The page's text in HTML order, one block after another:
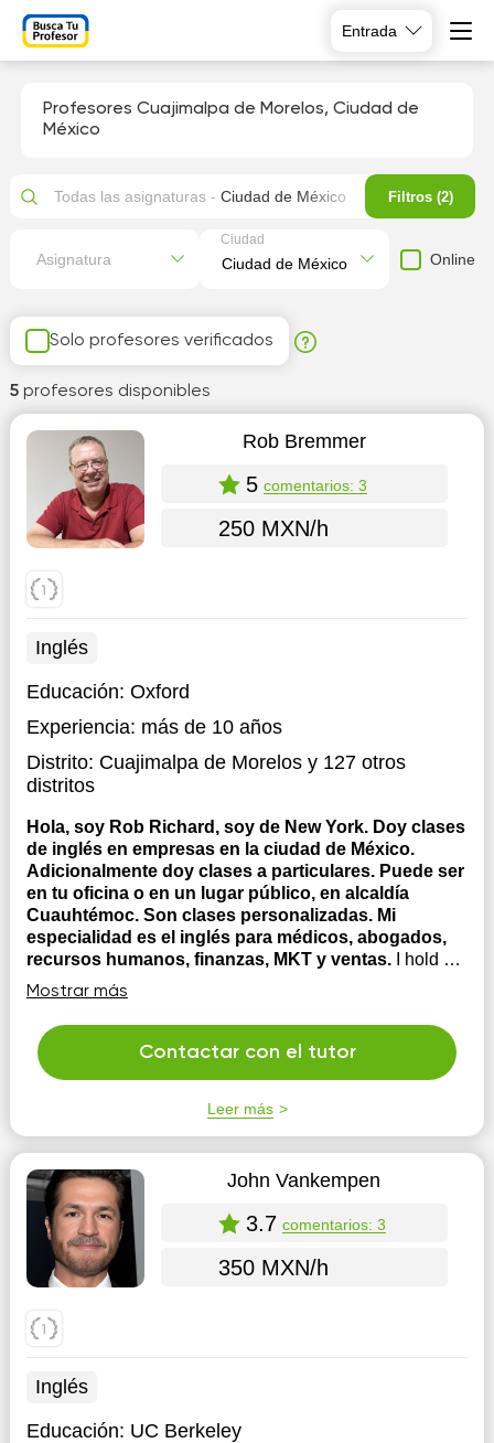
Entrada
Profesores Cuajimalpa de Morelos, Ciudad de
México
Solo profesores verificados
5 profesores disponibles
Rob Bremmer
5 comentarios: 3
250 MXN/h
Inglés
Educación: Oxford
Experiencia: más de 10 años
Distrito: Cuajimalpa de Morelosy 127 otros
distritos
Hola, soy Rob Richard, soy de New York. Doy clases
de inglés en empresas en la ciudad de México.
Adicionalmente doy clases a particulares. Puede ser
en tu oficina o en un lugar público, en alcaldía
Cuauhtémoc. Son clases personalizadas. Mi
especialidad es el inglés para médicos, abogados,
recursos humanos, finanzas, MKT y ventas.
I hold a
degree in Psychology with a minor in Spanish, and a
Master's degree in Teaching English as a Foreign
Language. My hobbies include salsa music, watching
movies, traveling, biking, swimming, and exercising.
Before becoming an independent teacher, I taught
Mostrar más
Contactar con el tutor
Leer más
John Vankempen
3.7 comentarios: 3
350 MXN/h
Inglés
Educación: UC Berkeley
Todas las asignaturas - Ciudad de México Filtros (2)
Asignatura
Ciudad
Online